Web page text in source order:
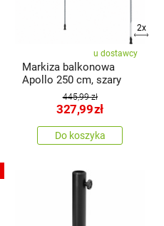
2x
u dostawcy
Markiza balkonowa
Apollo 250 cm, szary
445,99 zł
327,99zł
Do koszyka